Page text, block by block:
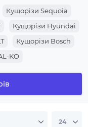
Кущорізи Sequoia
Кущорізи Hyundai
Кущорізи Bosch
KO